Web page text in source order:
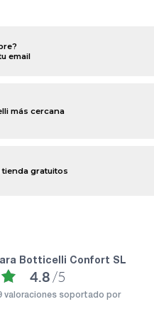
email
más cercana
gratuitos
Botticelli Confort SL
4.8 /5
valoraciones soportado por